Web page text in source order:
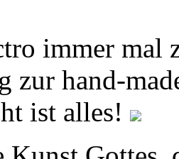
immer mal
zur hand-
ist alles!